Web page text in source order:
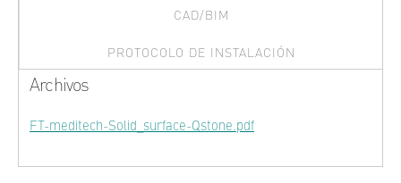
CAD/BIM
PROTOCOLO DE INSTALACIÓN
Archivos
FT-meditech-Solid_surface-Qstone.pdf